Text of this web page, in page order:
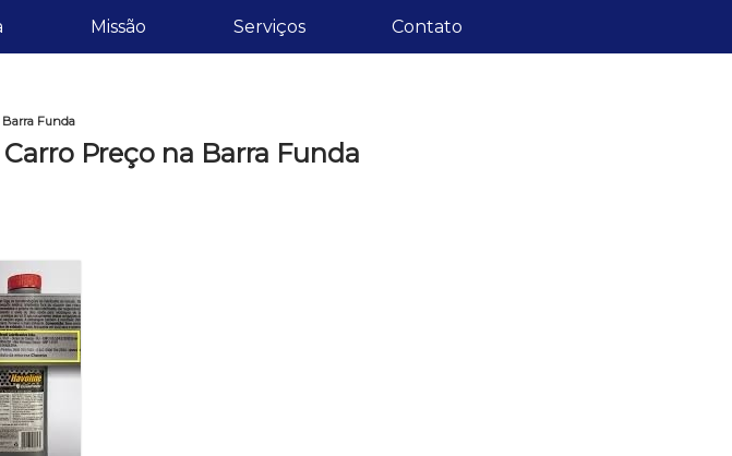
Missão Serviços Contato
Barra Funda
Preço na Barra Funda